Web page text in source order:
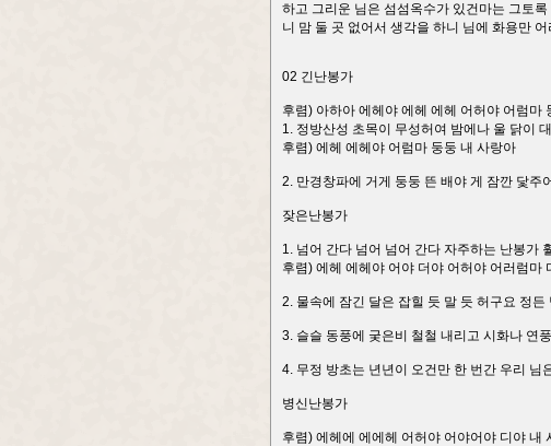
하고 그리운 님은 섬섬옥수가 있건마는 그토
니 맘 둘 곳 없어서 생각을 하니 님에 화용만
02 긴난봉가
후렴) 아하아 에헤야 에헤 에헤 어허야 어럼마
1. 정방산성 초목이 무성허여 밤에나 울 닭이
후렴) 에헤 에헤야 어럼마 둥둥 내 사랑아
2. 만경창파에 거게 둥둥 뜬 배야 게 잠깐 닻주
잦은난봉가
1. 넘어 간다 넘어 넘어 간다 자주하는 난봉가
후렴) 에헤 에헤야 어야 더야 어허야 어러럼마
2. 물속에 잠긴 달은 잡힐 듯 말 듯 허구요 정
3. 슬슬 동풍에 궂은비 철철 내리고 시화나 연
4. 무정 방초는 년년이 오건만 한 번간 우리 님
병신난봉가
후렴) 에헤에 에에헤 어허야 어야어야 디야 내